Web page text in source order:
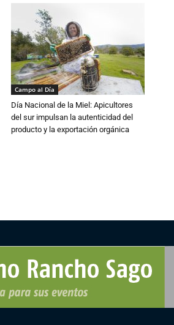
Campo al Día
Día Nacional de la Miel: Apicultores
del sur impulsan la autenticidad del
producto y la exportación orgánica